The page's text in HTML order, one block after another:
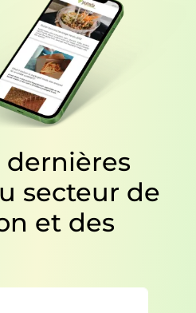
dernières
secteur de
et des